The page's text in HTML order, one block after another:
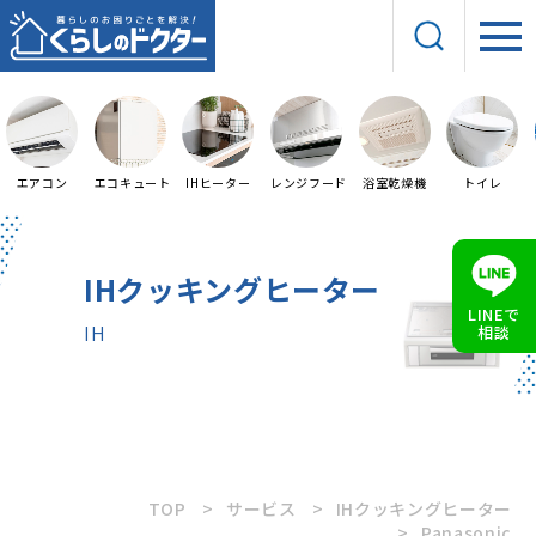
エアコン エコキュート IHヒーター レンジフード 浴室乾燥機 トイレ
IHクッキングヒーター
IH
TOP サービス
IHクッキングヒーター
LINEで
相談